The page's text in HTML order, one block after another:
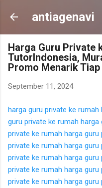
Langsung
antiagenavi
Harga Guru Private
TutorIndonesia,
Promo Menarik Tiap
September 11, 2024
harga guru private ke rumah
guru private ke rumah harga
private ke rumah harga guru
private ke rumah harga guru
private ke rumah harga guru
private ke rumah harga guru
private ke rumah harga guru